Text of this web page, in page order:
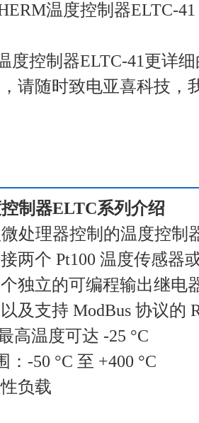
温度控制器ELTC-41
度控制器ELTC-41更详
请随时致电亚喜科技，
制器ELTC系列介绍
处理器控制的温度控制
两个 Pt100 温度传感器
独立的可编程输出继电
及支持 ModBus 协议的
高温度可达 -25 °C
：-50 °C 至 +400 °C
负载